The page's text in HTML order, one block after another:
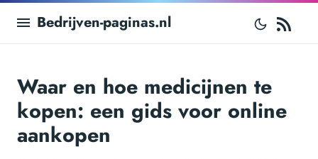
Bedrijven-paginas.nl
Waar en hoe medicijnen te
kopen: een gids voor online
aankopen